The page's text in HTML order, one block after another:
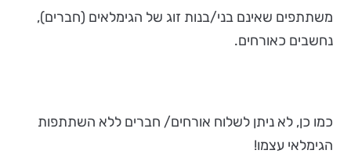
משתתפים שאינם בני/בנות זוג של הגימלאים (חברים),
נחשבים כאורחים.
כמו כן, לא ניתן לשלוח אורחים/ חברים ללא השתתפות
הגימלאי עצמו!